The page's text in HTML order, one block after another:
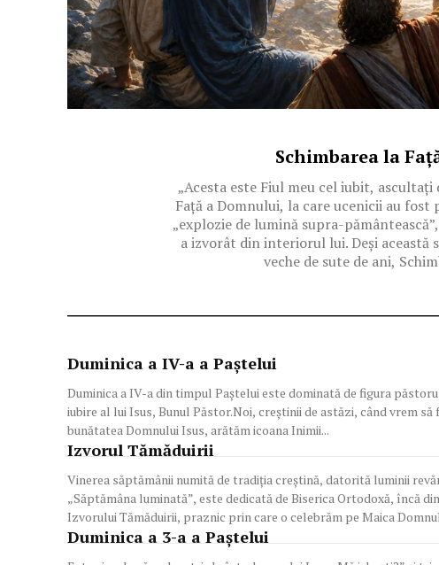
Schimbarea la
„Acesta este Fiul meu cel iubit,
Față a Domnului, la care ucenicii au
„explozie de lumină supra-
a izvorât din interiorul lui. Deși această
veche de sute de ani,
Duminica a IV-a a Paştelui
Duminica a IV-a din timpul Paștelui este dominată de figura
iubire al lui Isus, Bunul Păstor.Noi, creștinii de astăzi, când vrem
bunătatea Domnului Isus, arătăm icoana Inimii...
Izvorul Tămăduirii
Vinerea săptămânii numită de tradiţia creştină, datorită luminii
„Săptămâna luminată”, este dedicată de Biserica Ortodoxă, încă
Izvorului Tămăduirii, praznic prin care o celebrăm pe Maica
Duminica a 3-a a Paştelui